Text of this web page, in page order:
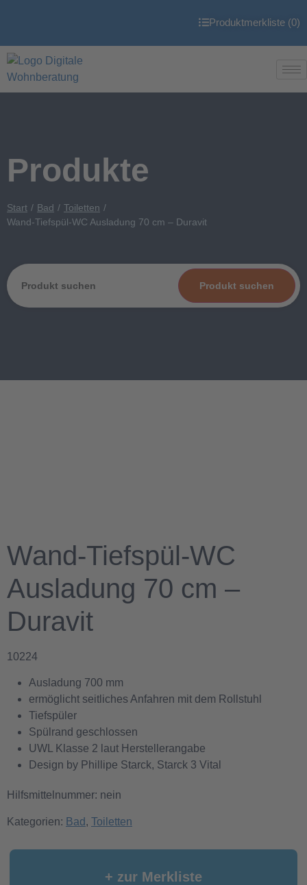
Produktmerkliste (0)
Produkte
Start Bad
Toiletten
Wand-Tiefspül-WC Ausladung 70 cm – Duravit
Produkt suchen
Wand-Tiefspül-WC
Ausladung 70 cm –
Duravit
10224
Ausladung 700 mm
ermöglicht seitliches Anfahren mit dem Rollstuhl
Tiefspüler
Spülrand geschlossen
UWL Klasse 2 laut Herstellerangabe
Design by Phillipe Starck, Starck 3 Vital
Hilfsmittelnummer: nein
Kategorien: Bad , Toiletten
+ zur Merkliste